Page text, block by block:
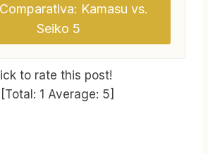
Kamasu vs.
Seiko 5
to rate this post!
[Total: 1 Average: 5]